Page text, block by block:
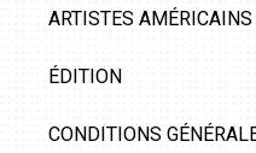
ARTISTES AMÉRICAINS
ÉDITION
CONDITIONS